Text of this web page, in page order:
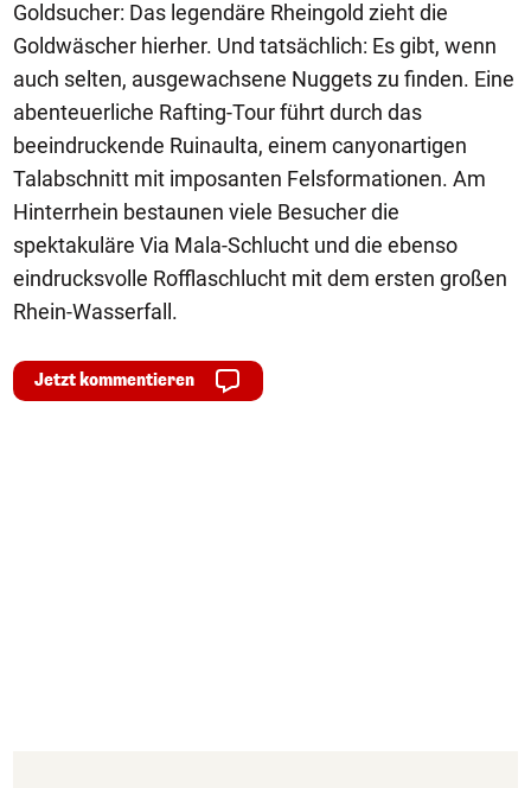
Goldsucher: Das legendäre Rheingold zieht die
Goldwäscher hierher. Und tatsächlich: Es gibt, wenn
auch selten, ausgewachsene Nuggets zu finden. Eine
abenteuerliche Rafting-Tour führt durch das
beeindruckende Ruinaulta, einem canyonartigen
Talabschnitt mit imposanten Felsformationen. Am
Hinterrhein bestaunen viele Besucher die
spektakuläre Via Mala-Schlucht und die ebenso
eindrucksvolle Rofflaschlucht mit dem ersten großen
Rhein-Wasserfall.
Jetzt kommentieren